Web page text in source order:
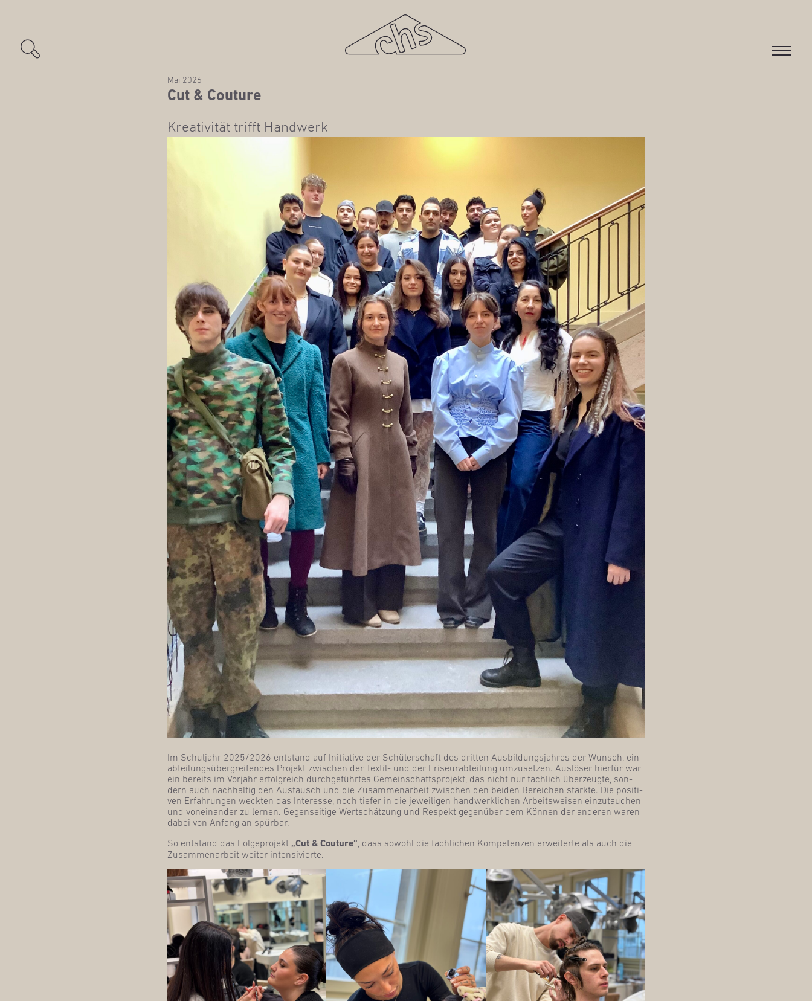
Cut & Couture
Mai 2026
Krea­ti­vi­tät trifft Handwerk
Im Schul­jahr 2025/2026 ent­stand auf Initia­ti­ve der Schü­ler­schaft des drit­ten Aus­bil­dungs­jah­res der Wunsch, ein
abtei­lungs­über­grei­fen­des Pro­jekt zwi­schen der Tex­til- und der Fri­seur­ab­tei­lung umzu­set­zen. Aus­lö­ser hier­für war
ein bereits im Vor­jahr erfolg­reich durch­ge­führ­tes Gemein­schafts­pro­jekt, das nicht nur fach­lich über­zeug­te, son­
dern auch nach­hal­tig den Aus­tausch und die Zusam­men­ar­beit zwi­schen den bei­den Berei­chen stärk­te. Die posi­ti­
ven Erfah­run­gen weck­ten das Inter­es­se, noch tie­fer in die jewei­li­gen hand­werk­li­chen Arbeits­wei­sen ein­zu­tau­chen
und von­ein­an­der zu ler­nen. Gegen­sei­ti­ge Wert­schät­zung und Respekt gegen­über dem Kön­nen der ande­ren waren
dabei von Anfang an spürbar.
So ent­stand das Fol­ge­pro­jekt „Cut & Cou­ture“ , dass sowohl die fach­li­chen Kom­pe­ten­zen erwei­ter­te als auch die
Zusam­men­ar­beit wei­ter intensivierte.